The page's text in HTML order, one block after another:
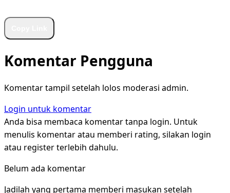
Komentar Pengguna
Komentar tampil setelah lolos moderasi admin.
Login untuk komentar
Anda bisa membaca komentar tanpa login. Untuk
menulis komentar atau memberi rating, silakan login
atau register terlebih dahulu.
Belum ada komentar
Jadilah yang pertama memberi masukan setelah